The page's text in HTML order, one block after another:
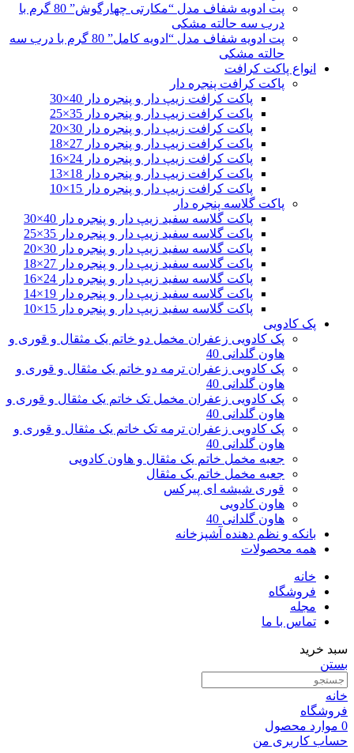
پت ادویه شفاف مدل “مکارتی چهارگوش” 80 گرم با
درب سه حالته مشکی
پت ادویه شفاف مدل “ادویه کامل” 80 گرم با درب سه
حالته مشکی
انواع پاکت کرافت
پاکت کرافت پنجره دار
پاکت کرافت زیپ دار و پنجره دار 40×30
پاکت کرافت زیپ دار و پنجره دار 35×25
پاکت کرافت زیپ دار و پنجره دار 30×20
پاکت کرافت زیپ دار و پنجره دار 27×18
پاکت کرافت زیپ دار و پنجره دار 24×16
پاکت کرافت زیپ دار و پنجره دار 18×13
پاکت کرافت زیپ دار و پنجره دار 15×10
پاکت گلاسه پنجره دار
پاکت گلاسه سفید زیپ دار و پنجره دار 40×30
پاکت گلاسه سفید زیپ دار و پنجره دار 35×25
پاکت گلاسه سفید زیپ دار و پنجره دار 30×20
پاکت گلاسه سفید زیپ دار و پنجره دار 27×18
پاکت گلاسه سفید زیپ دار و پنجره دار 24×16
پاکت گلاسه سفید زیپ دار و پنجره دار 19×14
پاکت گلاسه سفید زیپ دار و پنجره دار 15×10
پک کادویی
پک کادویی زعفران مخمل دو خاتم یک مثقال و قوری و
هاون گلدانی 40
پک کادویی زعفران ترمه دو خاتم یک مثقال و قوری و
هاون گلدانی 40
پک کادویی زعفران مخمل تک خاتم یک مثقال و قوری و
هاون گلدانی 40
پک کادویی زعفران ترمه تک خاتم یک مثقال و قوری و
هاون گلدانی 40
جعبه مخمل خاتم یک مثقال و هاون کادویی
جعبه مخمل خاتم یک مثقال
قوری شیشه ای پیرکس
هاون کادویی
هاون گلدانی 40
بانکه و نظم دهنده آشپزخانه
همه محصولات
خانه
فروشگاه
مجله
تماس با ما
سبد خرید
بستن
خانه
فروشگاه
0 موارد محصول
حساب کاربری من